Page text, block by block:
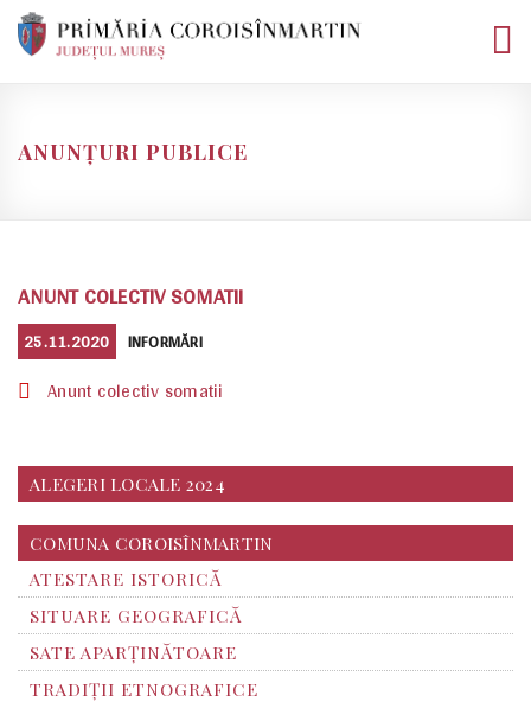
Skip
ANUNȚURI PUBLICE
ANUNT COLECTIV SOMATII
POSTED
ON
25.11.2020 CATEGORIES
INFORMĂRI
Anunt colectiv somatii
ALEGERI LOCALE 2024
COMUNA COROISÎNMARTIN
ATESTARE ISTORICĂ
SITUARE GEOGRAFICĂ
SATE APARȚINĂTOARE
TRADIȚII ETNOGRAFICE